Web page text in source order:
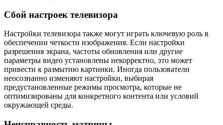
Сбой настроек телевизора
Настройки телевизора также могут играть ключевую роль в
обеспечении четкости изображения. Если настройки
разрешения экрана, частоты обновления или другие
параметры видео установлены некорректно, это может
привести к размытию картинки. Иногда пользователи
неосознанно изменяют настройки, выбирая
предустановленные режимы просмотра, которые не
оптимизированы для конкретного контента или условий
окружающей среды.